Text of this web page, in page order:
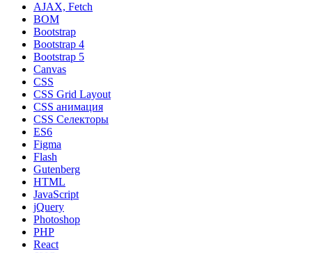
AJAX, Fetch
BOM
Bootstrap
Bootstrap 4
Bootstrap 5
Canvas
CSS
CSS Grid Layout
CSS анимация
CSS Селекторы
ES6
Figma
Flash
Gutenberg
HTML
JavaScript
jQuery
Photoshop
PHP
React